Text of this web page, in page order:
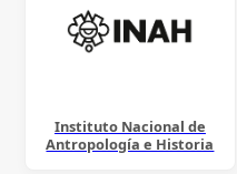
Instituto Nacional de
Antropología e Historia